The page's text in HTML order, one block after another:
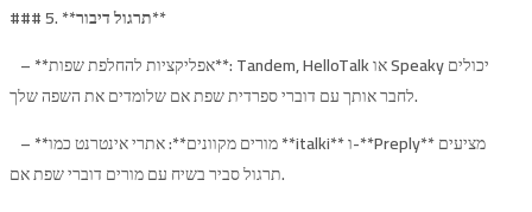
### 5. **תרגול דיבור**
– **אפליקציות להחלפת שפות**: Tandem, HelloTalk או Speaky יכולים
לחבר אותך עם דוברי ספרדית שפת אם שלומדים את השפה שלך.
– **מורים מקוונים**: אתרי אינטרנט כמו **italki** ו-**Preply** מציעים
תרגול סביר בשיח עם מורים דוברי שפת אם.